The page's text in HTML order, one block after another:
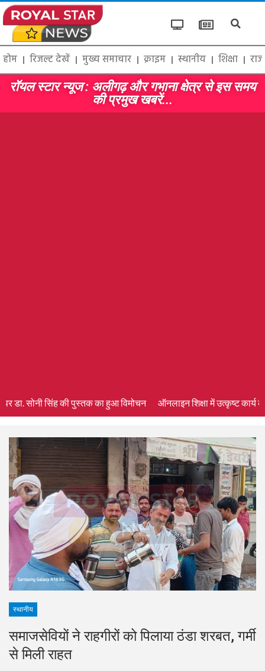
होम रिजल्ट देखें मुख्य समाचार क्राइम स्थानीय शिक्षा
रॉयल स्टार न्यूज : अलीगढ़ और गभाना क्षेत्र से इस समय
की प्रमुख खबरें...
डा. सोनी सिंह की पुस्तक का हुआ विमोचन ऑनलाइन शिक्षा में उत्कृष्ट कार्य के
स्थानीय
समाजसेवियों ने राहगीरों को पिलाया ठंडा शरबत, गर्मी
से मिली राहत